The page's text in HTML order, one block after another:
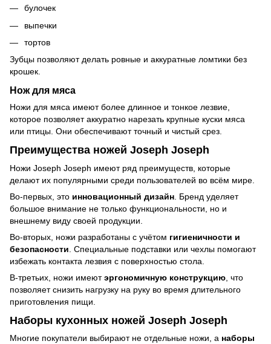
булочек
выпечки
тортов
Зубцы позволяют делать ровные и аккуратные ломтики без
крошек.
Нож для мяса
Ножи для мяса имеют более длинное и тонкое лезвие,
которое позволяет аккуратно нарезать крупные куски мяса
или птицы. Они обеспечивают точный и чистый срез.
Преимущества ножей Joseph Joseph
Ножи Joseph Joseph имеют ряд преимуществ, которые
делают их популярными среди пользователей во всём мире.
Во-первых, это инновационный дизайн . Бренд уделяет
большое внимание не только функциональности, но и
внешнему виду своей продукции.
Во-вторых, ножи разработаны с учётом гигиеничности и
безопасности . Специальные подставки или чехлы помогают
избежать контакта лезвия с поверхностью стола.
В-третьих, ножи имеютэргономичную конструкцию , что
позволяет снизить нагрузку на руку во время длительного
приготовления пищи.
Наборы кухонных ножей Joseph Joseph
Многие покупатели выбирают не отдельные ножи, а наборы